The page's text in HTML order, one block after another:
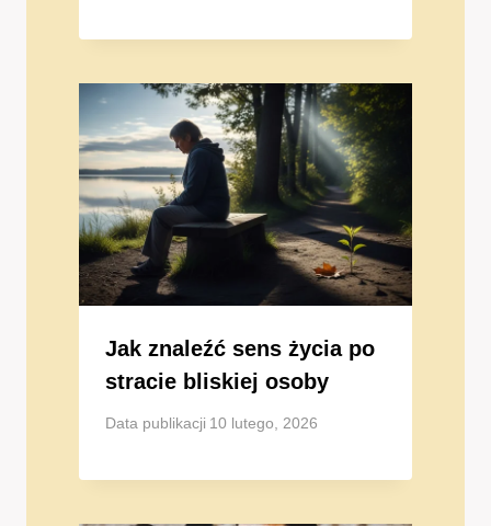
Jak znaleźć sens życia po
stracie bliskiej osoby
Data publikacji 10 lutego, 2026